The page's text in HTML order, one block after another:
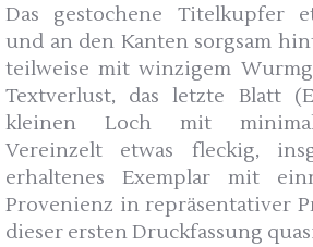
Das gestochene Titelkupfer
und an den Kanten sorgsam
teilweise mit winzigem
Textverlust, das letzte Blatt
kleinen Loch mit
Vereinzelt etwas fleckig,
erhaltenes Exemplar mit
Provenienz in repräsentativer
dieser ersten Druckfassung